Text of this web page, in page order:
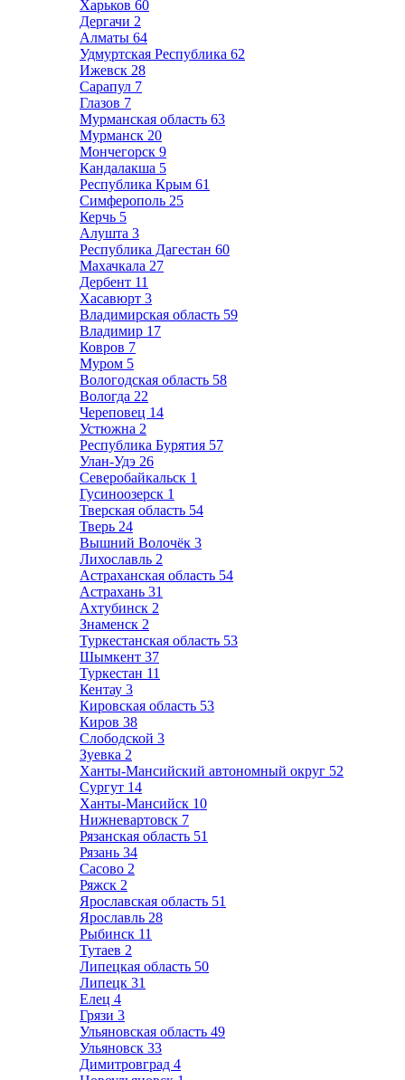
Харьков 60
Дергачи 2
Алматы 64
Удмуртская Республика 62
Ижевск 28
Сарапул 7
Глазов 7
Мурманская область 63
Мурманск 20
Мончегорск 9
Кандалакша 5
Республика Крым 61
Симферополь 25
Керчь 5
Алушта 3
Республика Дагестан 60
Махачкала 27
Дербент 11
Хасавюрт 3
Владимирская область 59
Владимир 17
Ковров 7
Муром 5
Вологодская область 58
Вологда 22
Череповец 14
Устюжна 2
Республика Бурятия 57
Улан-Удэ 26
Северобайкальск 1
Гусиноозерск 1
Тверская область 54
Тверь 24
Вышний Волочёк 3
Лихославль 2
Астраханская область 54
Астрахань 31
Ахтубинск 2
Знаменск 2
Туркестанская область 53
Шымкент 37
Туркестан 11
Кентау 3
Кировская область 53
Киров 38
Слободской 3
Зуевка 2
Ханты-Мансийский автономный округ 52
Сургут 14
Ханты-Мансийск 10
Нижневартовск 7
Рязанская область 51
Рязань 34
Сасово 2
Ряжск 2
Ярославская область 51
Ярославль 28
Рыбинск 11
Тутаев 2
Липецкая область 50
Липецк 31
Елец 4
Грязи 3
Ульяновская область 49
Ульяновск 33
Димитровград 4